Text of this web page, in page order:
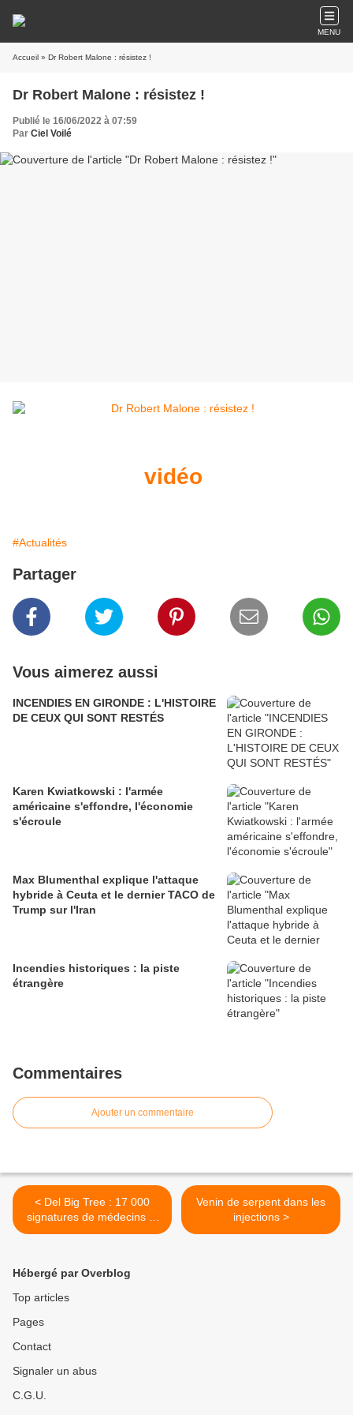
MENU
Accueil » Dr Robert Malone : résistez !
Dr Robert Malone : résistez !
Publié le 16/06/2022 à 07:59
Par Ciel Voilé
vidéo
#Actualités
Partager
Vous aimerez aussi
INCENDIES EN GIRONDE : L'HISTOIRE
DE CEUX QUI SONT RESTÉS
Karen Kwiatkowski : l'armée
américaine s'effondre, l'économie
s'écroule
Max Blumenthal explique l'attaque
hybride à Ceuta et le dernier TACO de
Trump sur l'Iran
Incendies historiques : la piste
étrangère
Commentaires
Ajouter un commentaire
< Del Big Tree : 17 000
signatures de médecins et
scientifiques dans le monde
Venin de serpent dans les
injections >
Hébergé par Overblog
Top articles
Pages
Contact
Signaler un abus
C.G.U.